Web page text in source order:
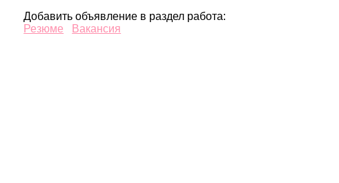
Добавить объявление в раздел работа:
Резюме
Вакансия